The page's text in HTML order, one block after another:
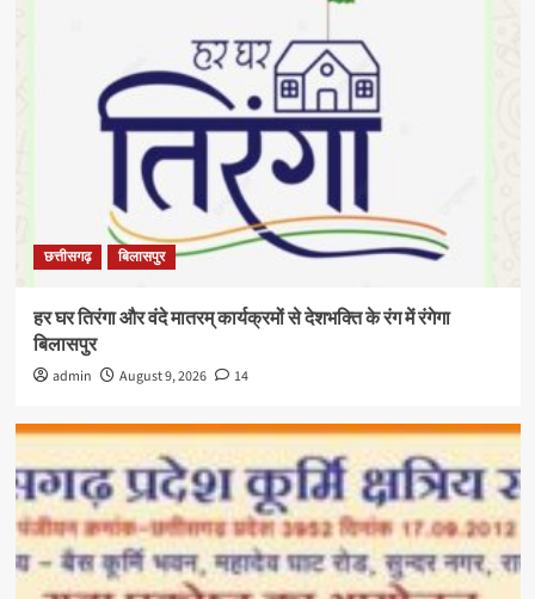
छत्तीसगढ़ बिलासपुर
हर घर तिरंगा और वंदे मातरम् कार्यक्रमों से देशभक्ति के रंग में रंगेगा
बिलासपुर
admin August 9, 2026 14